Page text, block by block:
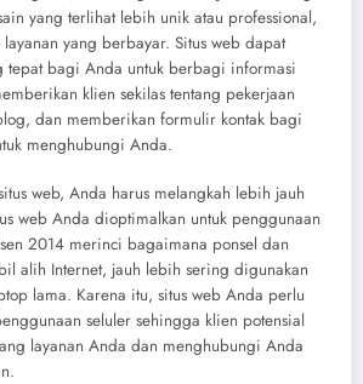
yang terlihat lebih unik atau professional,
yang berbayar. Situs web dapat
tepat bagi Anda untuk berbagi informasi
klien sekilas tentang pekerjaan
dan memberikan formulir kontak bagi
menghubungi Anda.
web, Anda harus melangkah lebih jauh
web Anda dioptimalkan untuk penggunaan
2014 merinci bagaimana ponsel dan
alih Internet, jauh lebih sering digunakan
lama. Karena itu, situs web Anda perlu
seluler sehingga klien potensial
layanan Anda dan menghubungi Anda